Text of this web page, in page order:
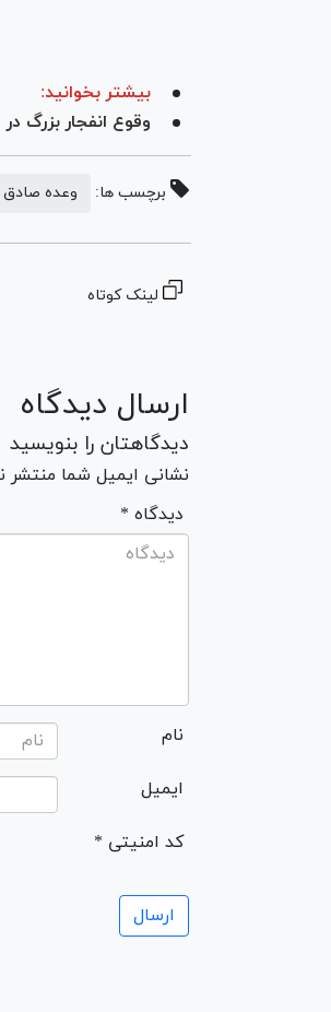
بیشتر بخوانید:
وقوع انفجار بزرگ
برچسب ها: وعده صادق 4
لینک کوتاه
ارسال دیدگاه
دیدگاهتان را بنویسید
نشانی ایمیل شما
* دیدگاه
نام
ایمیل
* کد امنیتی